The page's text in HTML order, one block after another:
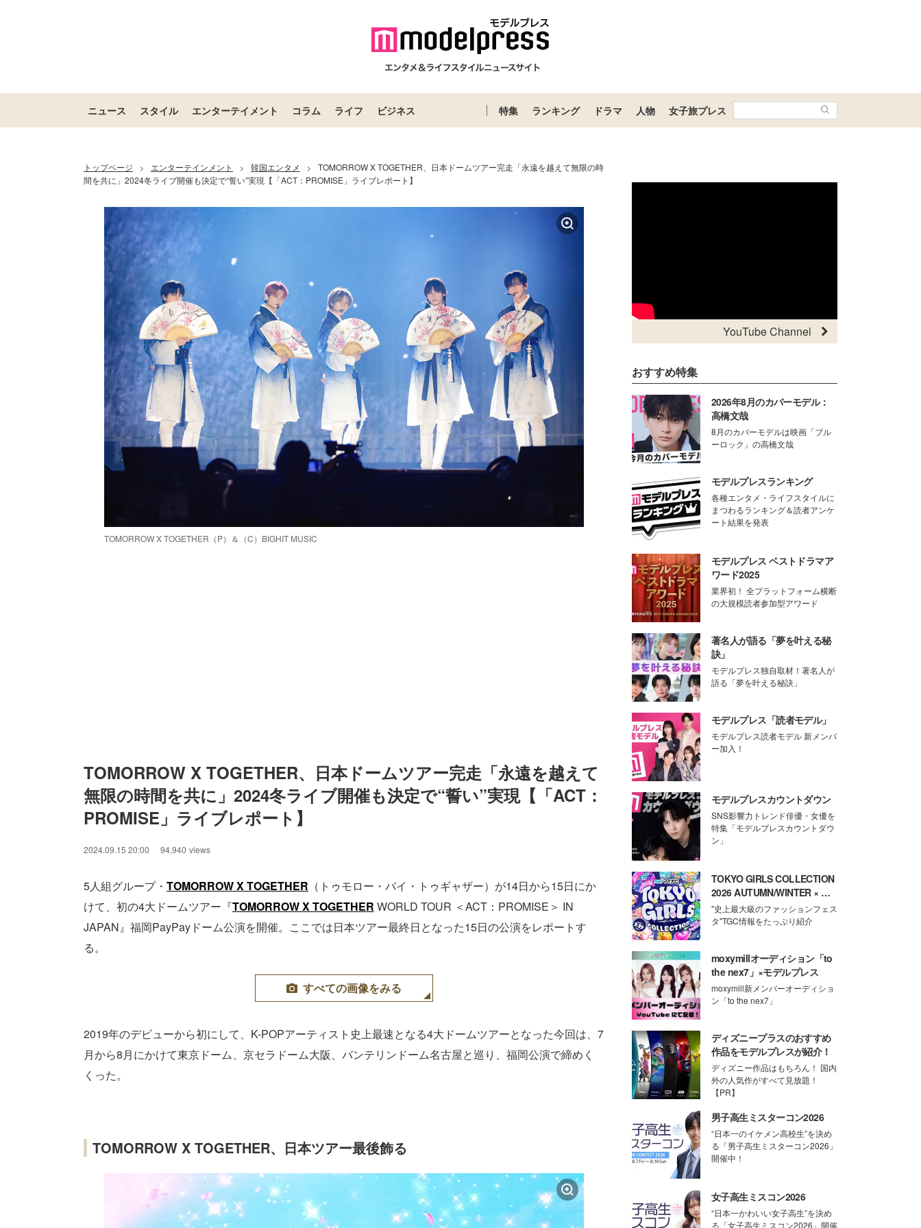
ニュース スタイル エンターテイメント コラム ライフ ビジネス 特集 ランキング ドラマ 人物 女子旅プレス
トップページ > エンターテインメント > 韓国エンタメ >
TOMORROW X TOGETHER、日本ドームツアー完走「永遠を越えて無限の時
間を共に」2024冬ライブ開催も決定で“誓い”実現【「ACT：PROMISE」ライブレポート】
TOMORROW X TOGETHER（P）＆（C）BIGHIT MUSIC
TOMORROW X TOGETHER、日本ドームツアー完走「永遠を越えて
無限の時間を共に」2024冬ライブ開催も決定で“誓い”実現【「ACT：
PROMISE」ライブレポート】
2024.09.15 20:00 94,940 views
5人組グループ・ TOMORROW X TOGETHER （トゥモロー・バイ・トゥギャザー）が14日から15日にか
けて、初の4大ドームツアー『TOMORROW X TOGETHER WORLD TOUR ＜ACT：PROMISE＞ IN
JAPAN』福岡PayPayドーム公演を開催。ここでは日本ツアー最終日となった15日の公演をレポートす
る。
すべての画像をみる
2019年のデビューから初にして、K-POPアーティスト史上最速となる4⼤ドームツアーとなった今回は、7
月から8月にかけて東京ドーム、京セラドーム大阪、バンテリンドーム名古屋と巡り、福岡公演で締めく
くった。
TOMORROW X TOGETHER、日本ツアー最後飾る
YouTube Channel
おすすめ特集
2026年8月のカバーモデル：
高橋文哉
8月のカバーモデルは映画「ブル
ーロック」の高橋文哉
モデルプレスランキング
各種エンタメ・ライフスタイルに
まつわるランキング＆読者アンケ
ート結果を発表
モデルプレス ベストドラマア
ワード2025
業界初！ 全プラットフォーム横断
の大規模読者参加型アワード
著名人が語る「夢を叶える秘
訣」
モデルプレス独自取材！著名人が
語る「夢を叶える秘訣」
モデルプレス「読者モデル」
モデルプレス読者モデル 新メンバ
ー加入！
モデルプレスカウントダウン
SNS影響力トレンド俳優・女優を
特集「モデルプレスカウントダウ
ン」
TOKYO GIRLS COLLECTION
2026 AUTUMN/WINTER × モ
デルプレス
"史上最大級のファッションフェス
タ"TGC情報をたっぷり紹介
moxymillオーディション「to
the nex7」×モデルプレス
moxymill新メンバーオーディショ
ン「to the nex7」
ディズニープラスのおすすめ
作品をモデルプレスが紹介！
ディズニー作品はもちろん！ 国内
外の人気作がすべて見放題！
【PR】
男子高生ミスターコン2026
“日本一のイケメン高校生”を決め
る「男子高生ミスターコン2026」
開催中！
女子高生ミスコン2026
“日本一かわいい女子高生”を決め
る「女子高生ミスコン2026」開催